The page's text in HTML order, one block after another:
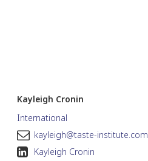
Kayleigh Cronin
International
kayleigh@taste-institute.com
Kayleigh Cronin